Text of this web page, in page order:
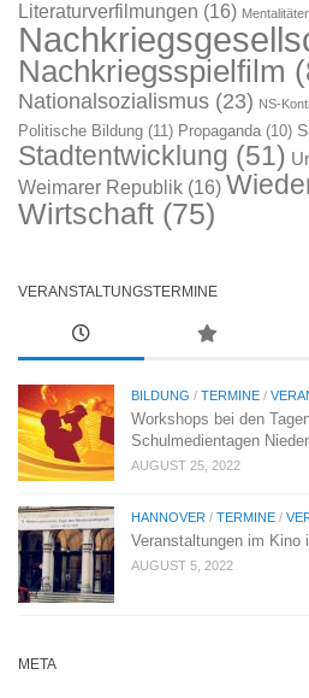
Literaturverfilmungen (16)
Nachkriegsspielfilm
Nationalsozialismus (23) NS-
Politische Bildung (11) Propaganda (10)
Stadtentwicklung (51)
Weimarer Republik (16)
Wirtschaft (75)
VERANSTALTUNGSTERMINE
BILDUNG / TERMINE /
Workshops bei den
Schulmedientagen
AUGUST 25, 2022
HANNOVER / TERMINE /
Veranstaltungen im Kino
AUGUST 5, 2022
META